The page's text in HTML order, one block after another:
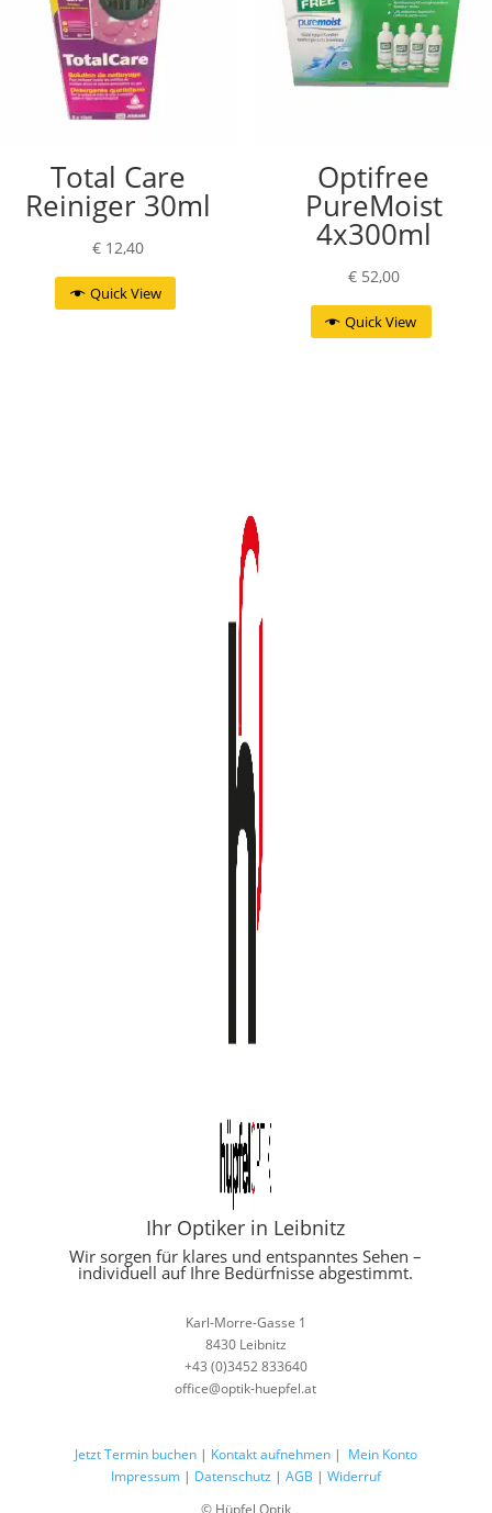
Total Care
Reiniger 30ml
€ 12,40
Quick View
Optifree
PureMoist
4x300ml
€52,00
Quick View
Ihr Optiker in Leibnitz
Wir sorgen für klares und entspanntes Sehen –
individuell auf Ihre Bedürfnisse abgestimmt.
Karl-Morre-Gasse 1
8430 Leibnitz
+43 (0)3452 833640
office@optik-huepfel.at
Jetzt Termin buchen| Kontakt aufnehmen| Mein Konto
Impressum| Datenschutz | AGB | Widerruf